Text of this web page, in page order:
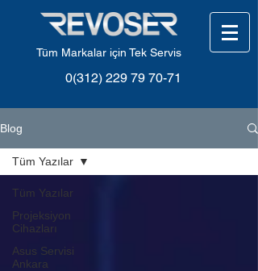
Tüm Markalar için Tek Servis
0(312) 229 79 70-71
Blog
Tüm Yazılar
Projeksiyon
Cihazları
Asus Servisi
Ankara
Tüm Yazılar